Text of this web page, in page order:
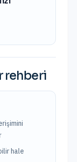
rehberi
hale